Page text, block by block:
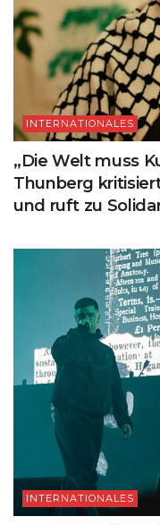
INTERNATIONALES
„Die Welt muss
Thunberg
und ruft zu
INTERNATIONALES